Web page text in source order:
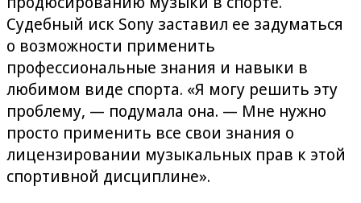
Судебный иск Sony заставил ее задуматься
о возможности применить
профессиональные знания и навыки в
любимом виде спорта. «Я могу решить эту
проблему, — подумала она. — Мне нужно
просто применить все свои знания о
лицензировании музыкальных прав к этой
спортивной дисциплине».